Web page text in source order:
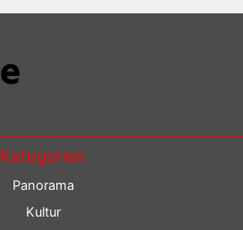
Kategorien
Panorama
Kultur